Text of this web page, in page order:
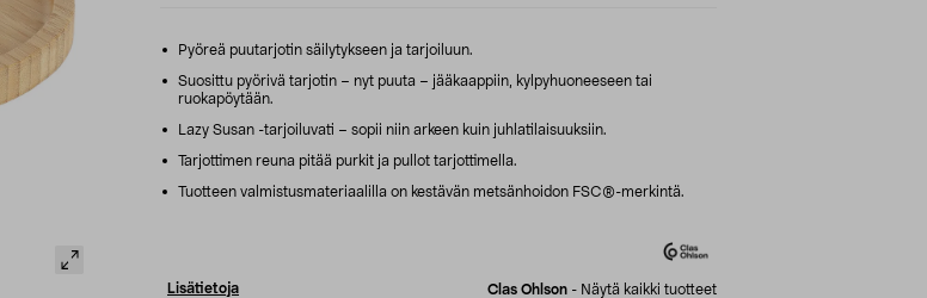
Pyöreä puutarjotin säilytykseen ja tarjoiluun.
Suosittu pyörivä tarjotin – nyt puuta – jääkaappiin, kylpyhuoneeseen tai
ruokapöytään.
Lazy Susan -tarjoiluvati – sopii niin arkeen kuin juhlatilaisuuksiin.
Tarjottimen reuna pitää purkit ja pullot tarjottimella.
Tuotteen valmistusmateriaalilla on kestävän metsänhoidon FSC®-merkintä.
Lisätietoja Clas Ohlson - Näytä kaikki tuotteet